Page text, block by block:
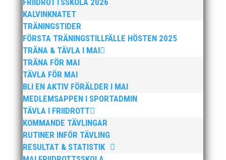
FRIIDROTTSSKOLA 2026
KALVINKNATET
TRÄNINGSTIDER
FÖRSTA TRÄNINGSTILLFÄLLE HÖSTEN 2025
TRÄNA & TÄVLA I MAI
TRÄNA FÖR MAI
TÄVLA FÖR MAI
BLI EN AKTIV FÖRÄLDER I MAI
MEDLEMSAPPEN I SPORTADMIN
TÄVLA I FRIIDROTT
KOMMANDE TÄVLINGAR
RUTINER INFÖR TÄVLING
RESULTAT & STATISTIK
Publicerat tidigare